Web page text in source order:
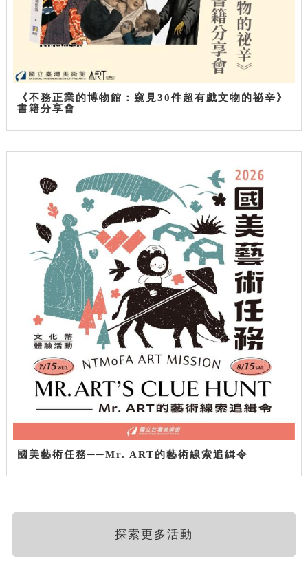
《不務正業的博物館：窺見30件超有戲文物的祕辛》
書籍分享會
國美藝術任務──Mr. ART的藝術線索追緝令
探索更多活動